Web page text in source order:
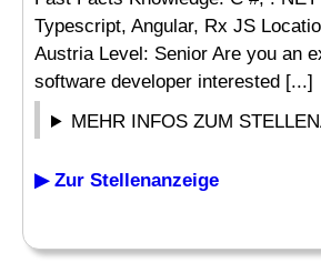
Typescript, Angular, Rx JS
Austria Level: Senior Are you an
software developer interested [...]
MEHR INFOS ZUM
▶ Zur Stellenanzeige